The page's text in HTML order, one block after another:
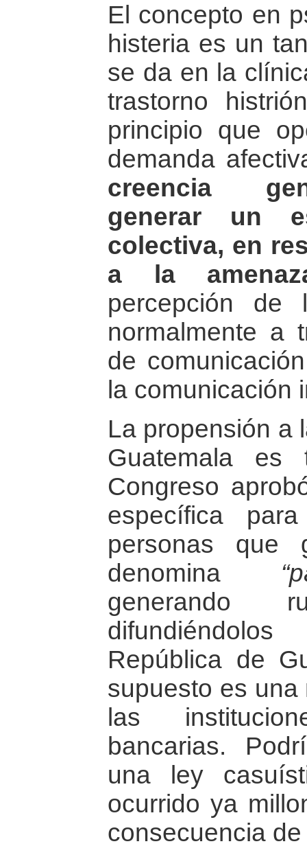
El concepto en
histeria es un
se da en la
trastorno
principio que
demanda
creencia
generar un
colectiva, en
a la
percepción
normalmente a
de
la comunicación
La propensión a
Guatemala
Congreso
específica
personas que
denomina
generando
República de
supuesto es
las
bancarias.
una ley
ocurrido ya
consecuencia